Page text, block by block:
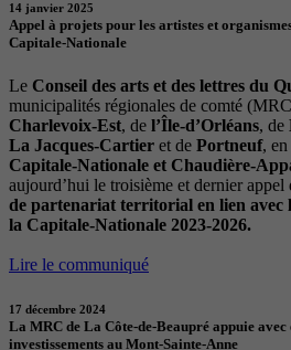
14 janvier 2025
Appel à projets pour les artistes et
Capitale-Nationale
Le Conseil des arts et des lettres du
municipalités régionales de comté
Charlevoix-Est, de l’Île-d’Orléans, de
La Jacques-Cartier et de Portneuf,
Capitale-Nationale et Chaudière-
aujourd’hui le troisième et dernier appel
de partenariat territorial en lien avec
la Capitale-Nationale 2023-2026.
Lire le communiqué
17 décembre 2024
La MRC de La Côte-de-Beaupré appuie avec
investissements au Mont-Sainte-Anne